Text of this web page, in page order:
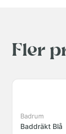
Fler
Badrum
Baddräkt Blå